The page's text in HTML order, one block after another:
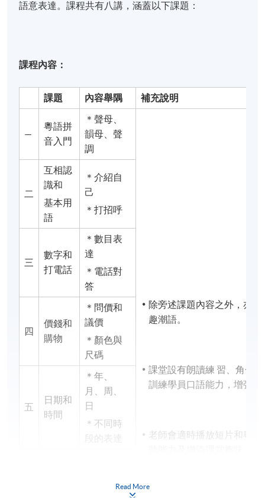
語意表達。課程共有八講，涵蓋以下課題：
課程內容：
課題 內容舉隅 補充說明
—
粵語拼
音入門
＊聲母、
韻母、聲
調
除旁述課題內容之外，亦
趣潮語。
課堂設有朗讀練 習、角色
訓練學員口語能力，增強
老師會適時播放短片和粵
二
互相認
識和
基本用
語
＊介紹自
己
＊打招呼
三
數字和
打電話
＊數目表
達
＊電話對
答
四
價錢和
購物
＊問價和
議價
＊顏色與
尺碼
五
日期和
時間
＊年、
月、周、
日
＊不同時
段的表達
＊四季特
Read More